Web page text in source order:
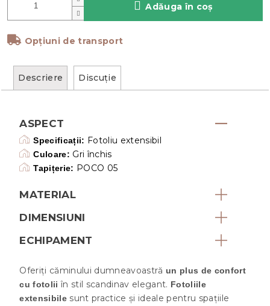
Opțiuni de transport
Adăuga în coş
Descriere Discuţie
ASPECT
Specificații: Fotoliu extensibil
Culoare: Gri închis
Tapițerie: POCO 05
MATERIAL
DIMENSIUNI
ECHIPAMENT
Oferiți căminului dumneavoastră un plus de confort
cu fotolii în stil scandinav elegant. Fotoliile
extensibilesunt practice și ideale pentru spațiile